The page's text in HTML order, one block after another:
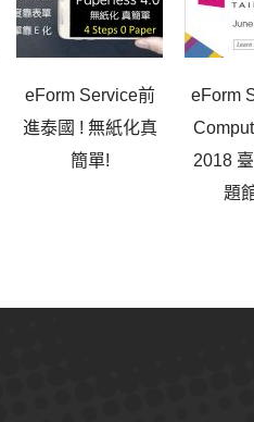
eForm Service前
進泰國 ! 無紙化真
簡單!
eForm
2018
題